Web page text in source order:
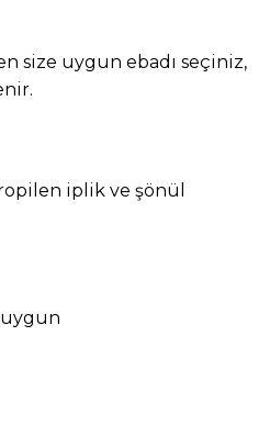
size uygun ebadı seçiniz,
iplik ve şönül
uygun